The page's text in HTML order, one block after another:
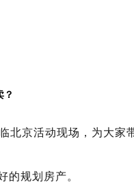
？
北京活动现场，为大家
的规划房产。